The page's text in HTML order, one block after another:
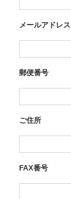
メールアドレス
郵便番号
ご住所
FAX番号